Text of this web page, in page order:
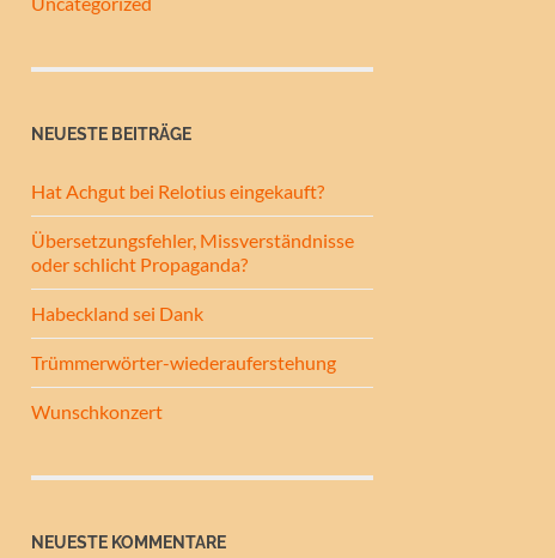
NEUESTE BEITRÄGE
Hat Achgut bei Relotius eingekauft?
Übersetzungsfehler, Missverständnisse
oder schlicht Propaganda?
Habeckland sei Dank
Trümmerwörter-wiederauferstehung
Wunschkonzert
NEUESTE KOMMENTARE